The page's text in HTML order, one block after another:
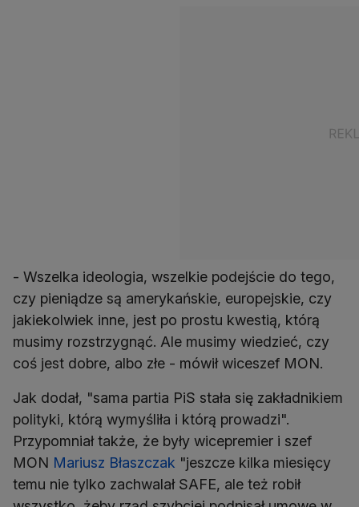
- Wszelka ideologia, wszelkie podejście do tego,
czy pieniądze są amerykańskie, europejskie, czy
jakiekolwiek inne, jest po prostu kwestią, którą
musimy rozstrzygnąć. Ale musimy wiedzieć, czy
coś jest dobre, albo złe - mówił wiceszef MON.
Jak dodał, "sama partia PiS stała się zakładnikiem
polityki, którą wymyśliła i którą prowadzi".
Przypomniał także, że były wicepremier i szef
MON Mariusz Błaszczak "jeszcze kilka miesięcy
temu nie tylko zachwalał SAFE, ale też robił